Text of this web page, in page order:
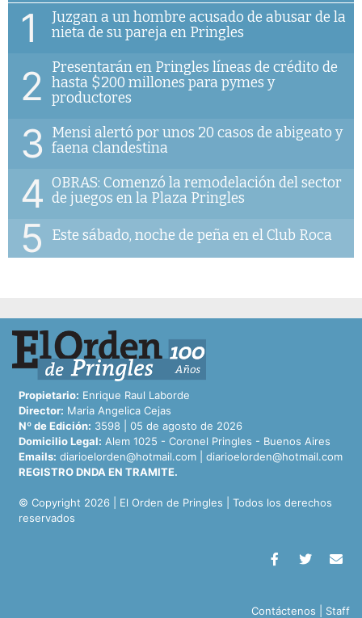
1
Juzgan a un hombre acusado de abusar de la
nieta de su pareja en Pringles
2
Presentarán en Pringles líneas de crédito de
hasta $200 millones para pymes y
productores
3
Mensi alertó por unos 20 casos de abigeato y
faena clandestina
4 OBRAS: Comenzó la remodelación del sector
de juegos en la Plaza Pringles
5 Este sábado, noche de peña en el Club Roca
Propietario: Enrique Raul Laborde
Director: Maria Angelica Cejas
Nº de Edición: 3598 | 05 de agosto de 2026
Domicilio Legal: Alem 1025 - Coronel Pringles - Buenos Aires
Emails: diarioelorden@hotmail.com
diarioelorden@hotmail.com
REGISTRO DNDA EN TRAMITE.
© Copyright 2026 | El Orden de Pringles | Todos los derechos
reservados
Contáctenos Staff